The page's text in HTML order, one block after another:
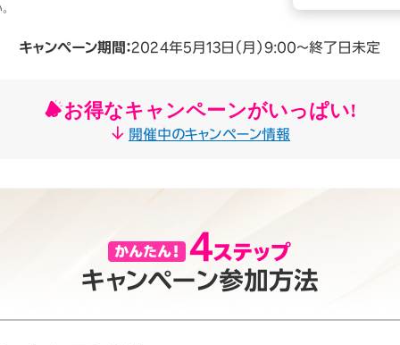
キャンペーン期間：2024年5月13日（月）9:00～終了日未定
お得なキャンペーンがいっぱい!
開催中のキャンペーン情報
キャンペーン参加方法